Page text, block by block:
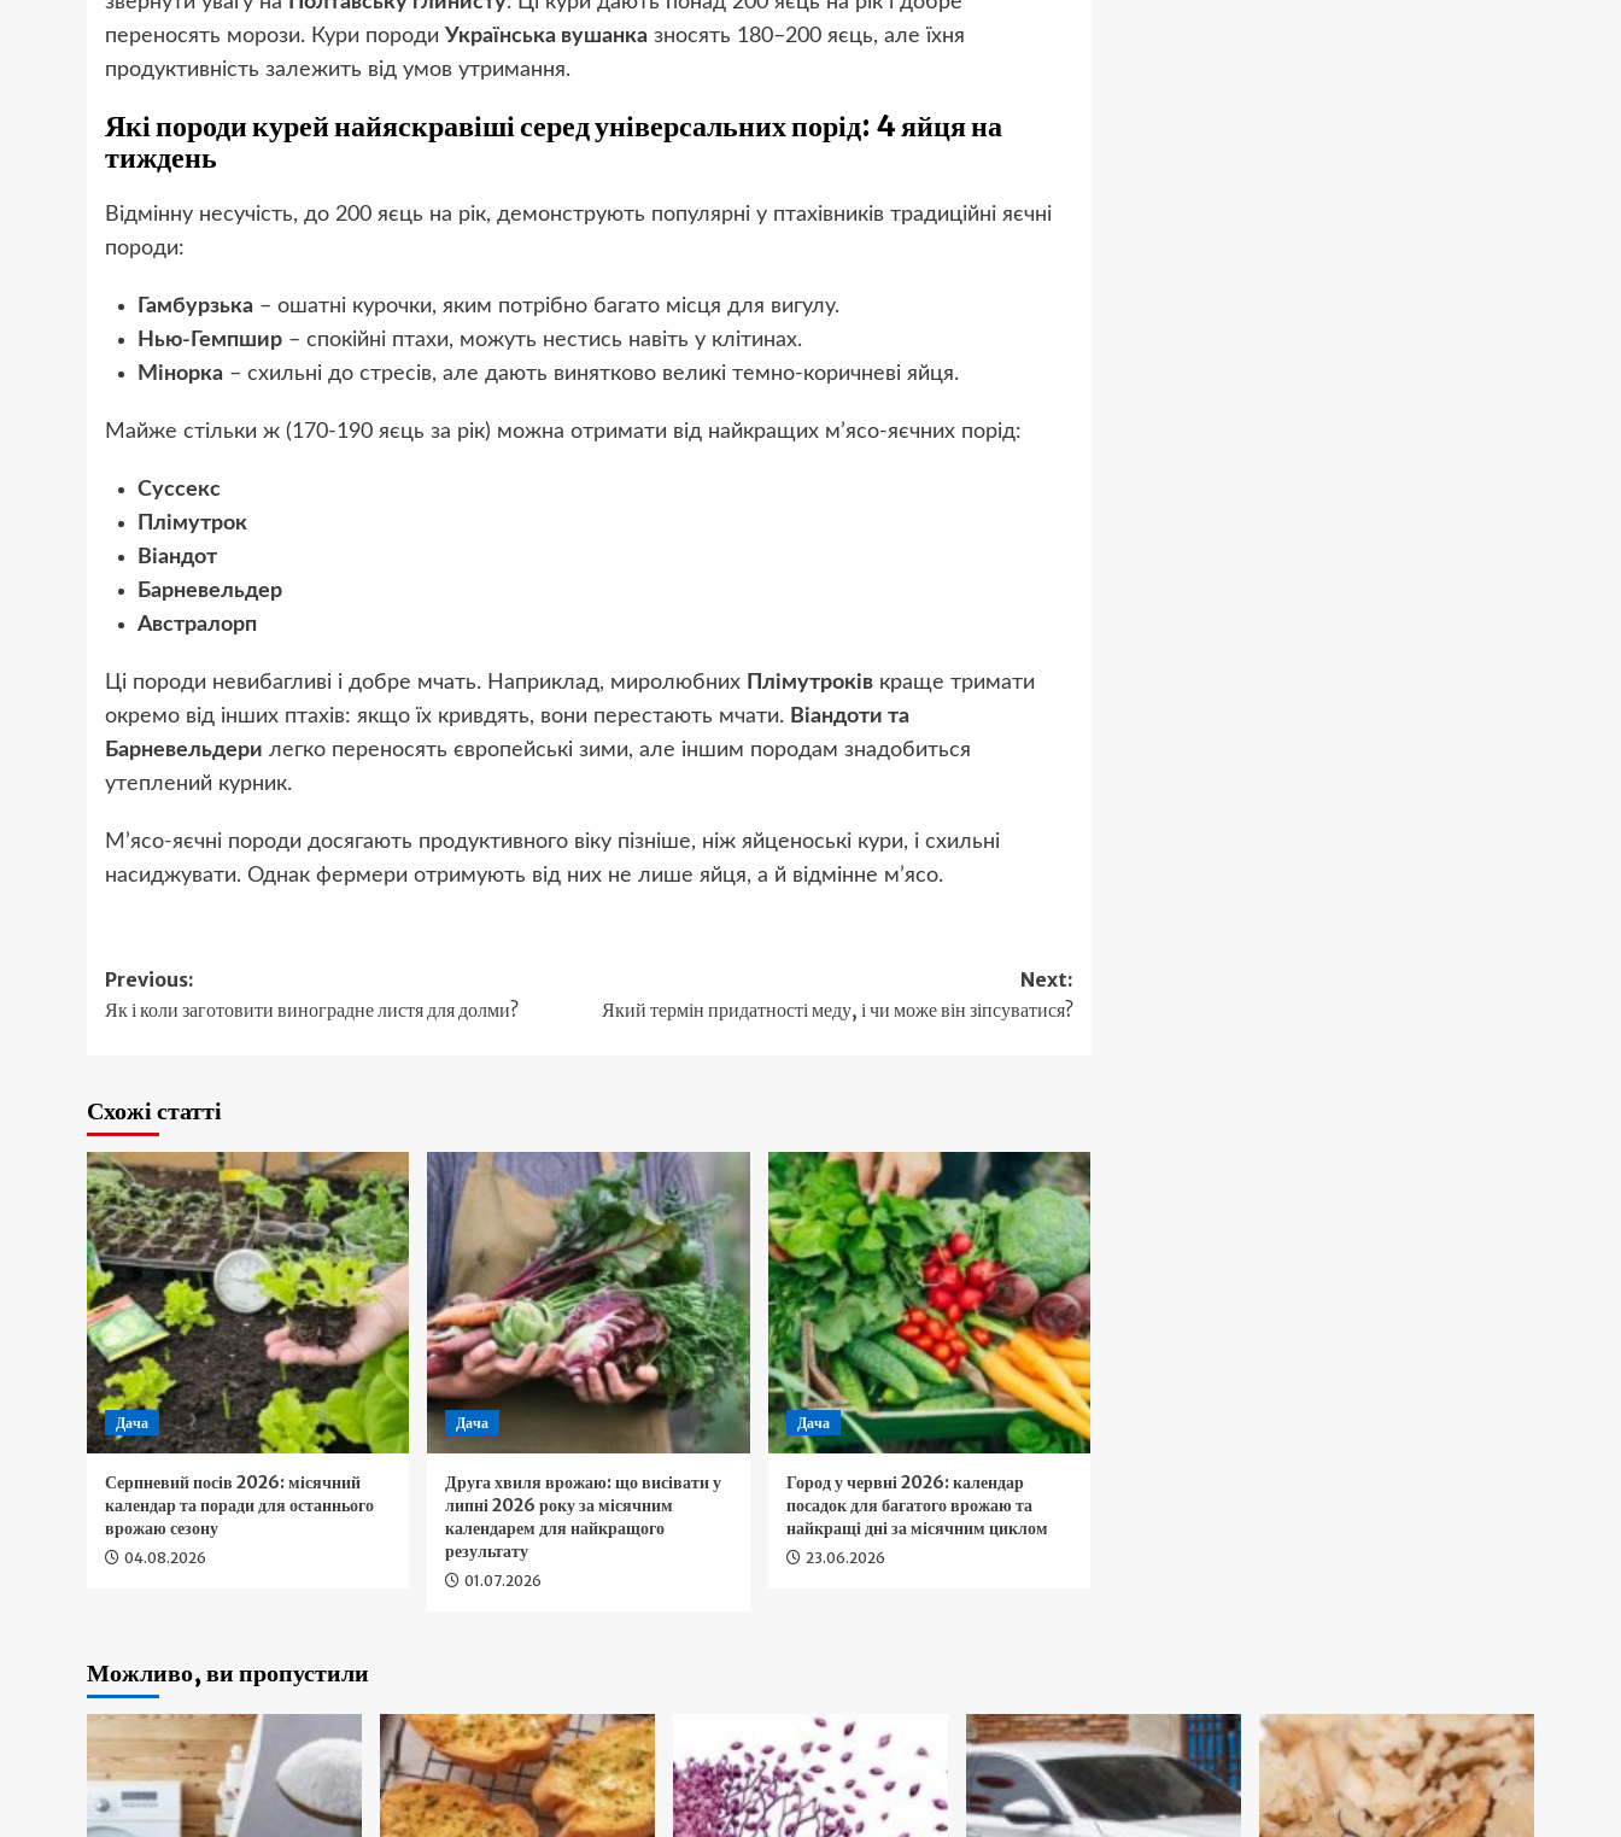
переносять морози. Кури породи Українська вушанка зносять 180–200 яєць, але їхня
продуктивність залежить від умов утримання.
Які породи курей найяскравіші серед універсальних порід: 4 яйця на
тиждень
Відмінну несучість, до 200 яєць на рік, демонструють популярні у птахівників традиційні яєчні
породи:
Гамбурзька – ошатні курочки, яким потрібно багато місця для вигулу.
Нью-Гемпшир – спокійні птахи, можуть нестись навіть у клітинах.
Мінорка – схильні до стресів, але дають винятково великі темно-коричневі яйця.
Майже стільки ж (170-190 яєць за рік) можна отримати від найкращих м’ясо-яєчних порід:
Суссекс
Плімутрок
Віандот
Барневельдер
Австралорп
Ці породи невибагливі і добре мчать. Наприклад, миролюбних Плімутроків краще тримати
окремо від інших птахів: якщо їх кривдять, вони перестають мчати. Віандоти та
Барневельдери легко переносять європейські зими, але іншим породам знадобиться
утеплений курник.
М’ясо-яєчні породи досягають продуктивного віку пізніше, ніж яйценоські кури, і схильні
насиджувати. Однак фермери отримують від них не лише яйця, а й відмінне м’ясо.
Post
navigation
Previous:
Як і коли заготовити виноградне листя для долми?
Next:
Який термін придатності меду, і чи може він зіпсуватися?
Схожі статті
Дача
Серпневий посів 2026: місячний
календар та поради для останнього
врожаю сезону
04.08.2026
Дача
Друга хвиля врожаю: що висівати у
липні 2026 року за місячним
календарем для найкращого
результату
01.07.2026
Дача
Город у червні 2026: календар
посадок для багатого врожаю та
найкращі дні за місячним циклом
23.06.2026
Можливо, ви пропустили